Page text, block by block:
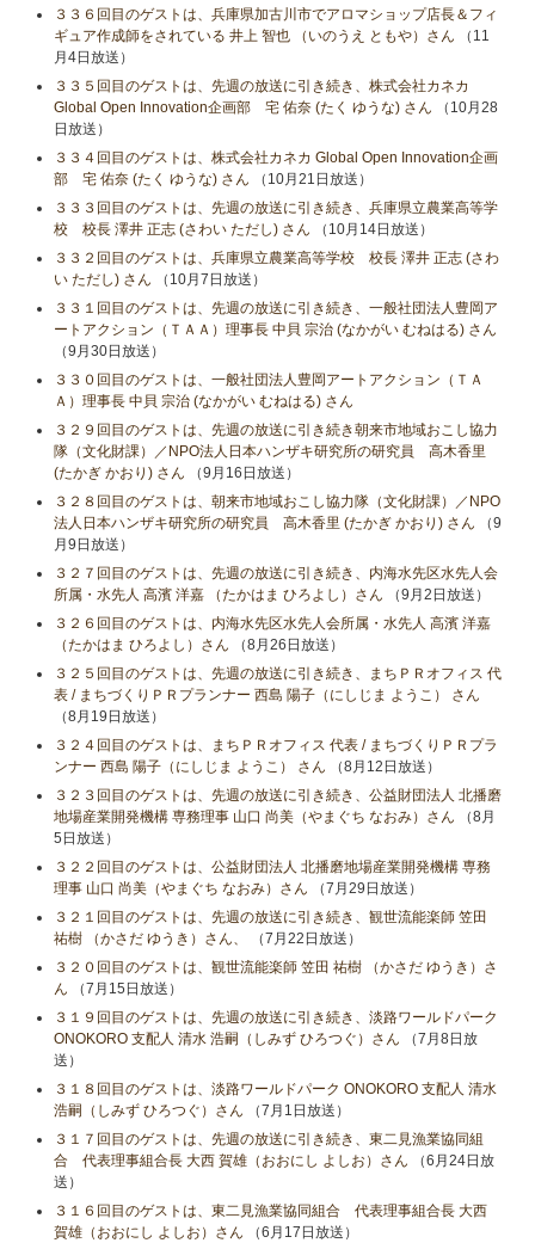
３３６回目のゲストは、兵庫県加古川市でアロマショップ店長＆フィ
ギュア作成師をされている 井上 智也 （いのうえ ともや）さん （11
月4日放送）
３３５回目のゲストは、先週の放送に引き続き、株式会社カネカ
Global Open Innovation企画部 宅 佑奈 (たく ゆうな) さん （10月28
日放送）
３３４回目のゲストは、株式会社カネカ Global Open Innovation企画
部 宅 佑奈 (たく ゆうな) さん （10月21日放送）
３３３回目のゲストは、先週の放送に引き続き、兵庫県立農業高等学
校 校長 澤井 正志 (さわい ただし) さん （10月14日放送）
３３２回目のゲストは、兵庫県立農業高等学校 校長 澤井 正志 (さわ
い ただし) さん （10月7日放送）
３３１回目のゲストは、先週の放送に引き続き、一般社団法人豊岡ア
ートアクション（ＴＡＡ）理事長 中貝 宗治 (なかがい むねはる) さん
（9月30日放送）
３３０回目のゲストは、一般社団法人豊岡アートアクション（ＴＡ
Ａ）理事長 中貝 宗治 (なかがい むねはる) さん
３２９回目のゲストは、先週の放送に引き続き朝来市地域おこし協力
隊（文化財課）／NPO法人日本ハンザキ研究所の研究員 高木香里
(たかぎ かおり) さん （9月16日放送）
３２８回目のゲストは、朝来市地域おこし協力隊（文化財課）／NPO
法人日本ハンザキ研究所の研究員 高木香里 (たかぎ かおり) さん （9
月9日放送）
３２７回目のゲストは、先週の放送に引き続き、内海水先区水先人会
所属・水先人 高濱 洋嘉 （たかはま ひろよし）さん （9月2日放送）
３２６回目のゲストは、内海水先区水先人会所属・水先人 高濱 洋嘉
（たかはま ひろよし）さん （8月26日放送）
３２５回目のゲストは、先週の放送に引き続き、まちＰＲオフィス 代
表 / まちづくりＰＲプランナー 西島 陽子（にしじま ようこ） さん
（8月19日放送）
３２４回目のゲストは、まちＰＲオフィス 代表 / まちづくりＰＲプラ
ンナー 西島 陽子（にしじま ようこ） さん （8月12日放送）
３２３回目のゲストは、先週の放送に引き続き、公益財団法人 北播磨
地場産業開発機構 専務理事 山口 尚美（やまぐち なおみ）さん （8月
5日放送）
３２２回目のゲストは、公益財団法人 北播磨地場産業開発機構 専務
理事 山口 尚美（やまぐち なおみ）さん （7月29日放送）
３２１回目のゲストは、先週の放送に引き続き、観世流能楽師 笠田
祐樹 （かさだ ゆうき）さん、
（7月22日放送）
３２０回目のゲストは、観世流能楽師 笠田 祐樹 （かさだ ゆうき）さ
ん （7月15日放送）
３１９回目のゲストは、先週の放送に引き続き、淡路ワールドパーク
ONOKORO 支配人 清水 浩嗣（しみず ひろつぐ）さん （7月8日放
送）
３１８回目のゲストは、淡路ワールドパーク ONOKORO 支配人 清水
浩嗣（しみず ひろつぐ）さん （7月1日放送）
３１７回目のゲストは、先週の放送に引き続き、東二見漁業協同組
合 代表理事組合長 大西 賀雄（おおにし よしお）さん （6月24日放
送）
３１６回目のゲストは、東二見漁業協同組合 代表理事組合長 大西
賀雄（おおにし よしお）さん （6月17日放送）